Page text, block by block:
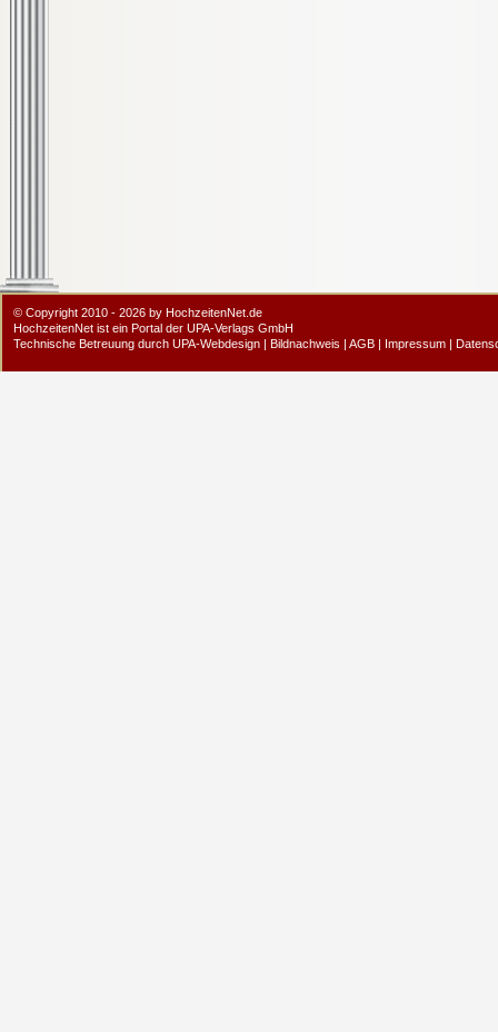
© Copyright 2010 - 2026 by HochzeitenNet.de
HochzeitenNet ist ein Portal der UPA-Verlags GmbH
Technische Betreuung durch UPA-Webdesign | Bildnachweis | AGB | Impressum |